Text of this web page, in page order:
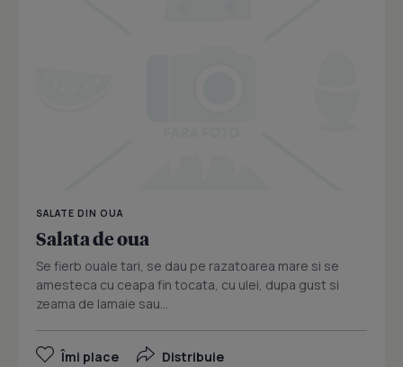
SALATE DIN OUA
Salata de oua
Se fierb ouale tari, se dau pe razatoarea mare si se
amesteca cu ceapa fin tocata, cu ulei, dupa gust si
zeama de lamaie sau...
Îmi place Distribuie